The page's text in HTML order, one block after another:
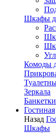
Шкафы
Комоды
Зеркала
Гостиная
Назад
Шкафы